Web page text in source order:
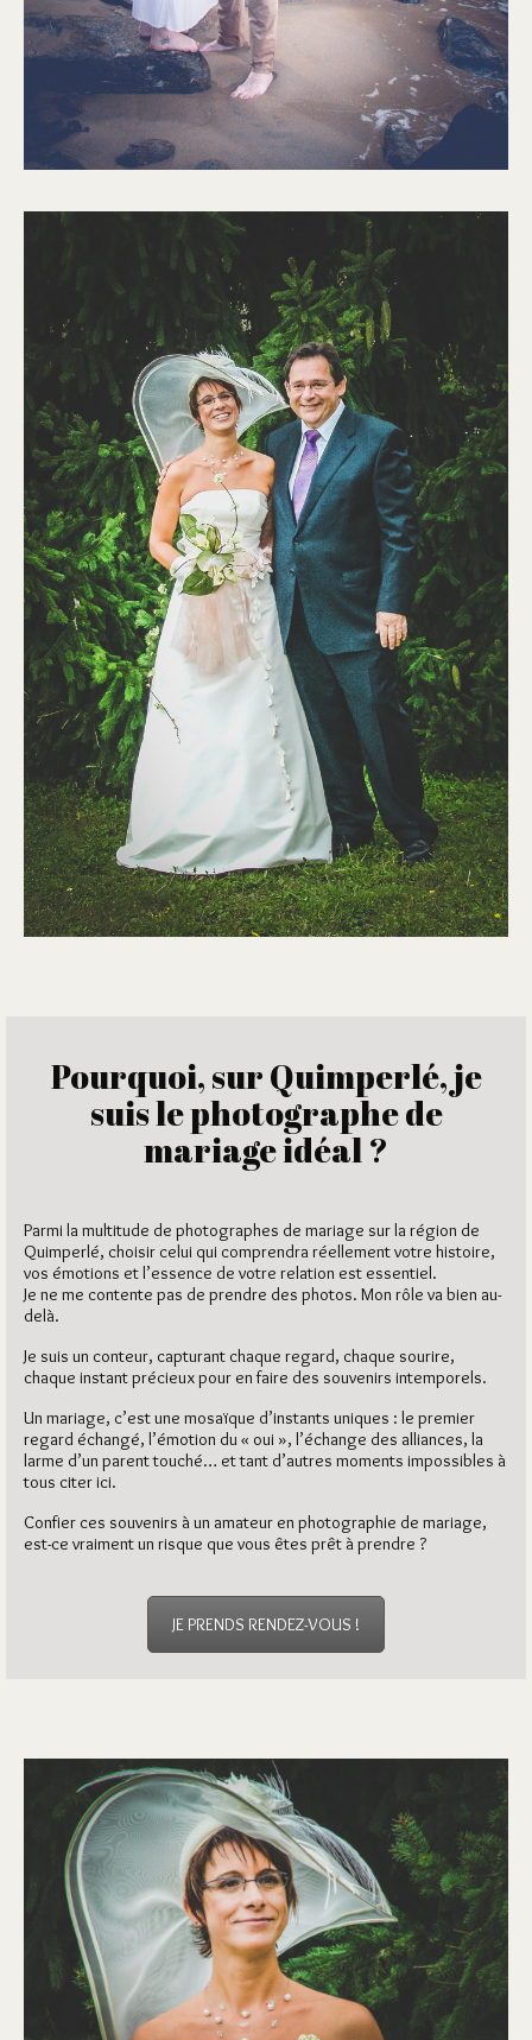
Pourquoi, sur Quimperlé, je
suis le photographe de
mariage idéal ?
Parmi la multitude de photographes de mariage sur la région de
Quimperlé, choisir celui qui comprendra réellement votre histoire,
vos émotions et l’essence de votre relation est essentiel.
Je ne me contente pas de prendre des photos. Mon rôle va bien au-
delà.
Je suis un conteur, capturant chaque regard, chaque sourire,
chaque instant précieux pour en faire des souvenirs intemporels.
Un mariage, c’est une mosaïque d’instants uniques : le premier
regard échangé, l’émotion du « oui », l’échange des alliances, la
larme d’un parent touché… et tant d’autres moments impossibles à
tous citer ici.
Confier ces souvenirs à un amateur en photographie de mariage,
est-ce vraiment un risque que vous êtes prêt à prendre ?
JE PRENDS RENDEZ-VOUS !